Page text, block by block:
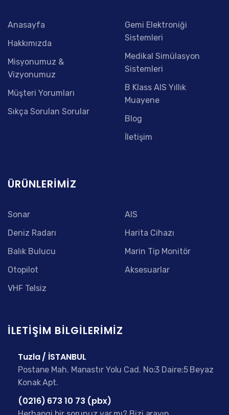
Anasayfa
Hakkımızda
Misyonumuz &
Vizyonumuz
Müşteri Yorumları
Sıkça Sorulan Sorular
Gemi Elektroniği
Sistemleri
Medikal Simülasyon
Sistemleri
B Klass AIS Yıllık
Muayene
Blog
İletişim
ÜRÜNLERIMIZ
Sonar
Deniz Radarı
Balık Bulucu
Otopilot
VHF Telsiz
AIS
Harita Cihazı
Marin Tip Monitör
Aksesuarlar
İLETIŞIM BILGILERIMIZ
Tuzla / İSTANBUL
Postane Mah. Manastır Yolu Cad. No:3 Daire:5 Beyaz
Konak Apt.
(0216) 673 10 73 (pbx)